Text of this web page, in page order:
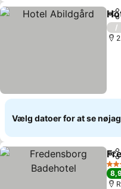
Del
/
Vælg datoer for at se
Del
4